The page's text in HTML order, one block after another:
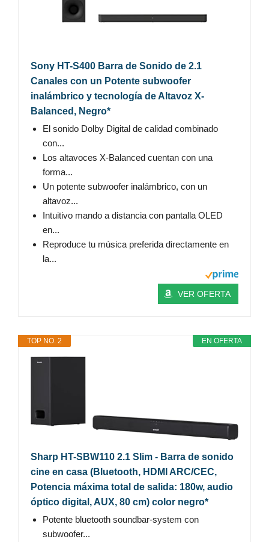
Sony HT-S400 Barra de Sonido de 2.1
Canales con un Potente subwoofer
inalámbrico y tecnología de Altavoz X-
Balanced, Negro*
El sonido Dolby Digital de calidad combinado
con...
Los altavoces X-Balanced cuentan con una
forma...
Un potente subwoofer inalámbrico, con un
altavoz...
Intuitivo mando a distancia con pantalla OLED
en...
Reproduce tu música preferida directamente en
la...
VER OFERTA
EN OFERTA
TOP NO. 2
Sharp HT-SBW110 2.1 Slim - Barra de sonido
cine en casa (Bluetooth, HDMI ARC/CEC,
Potencia máxima total de salida: 180w, audio
óptico digital, AUX, 80 cm) color negro*
Potente bluetooth soundbar-system con
subwoofer...